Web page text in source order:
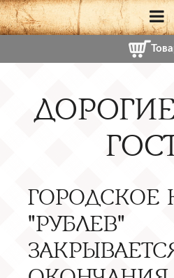
ГОРОДСКОЕ
"РУБЛЕВ"